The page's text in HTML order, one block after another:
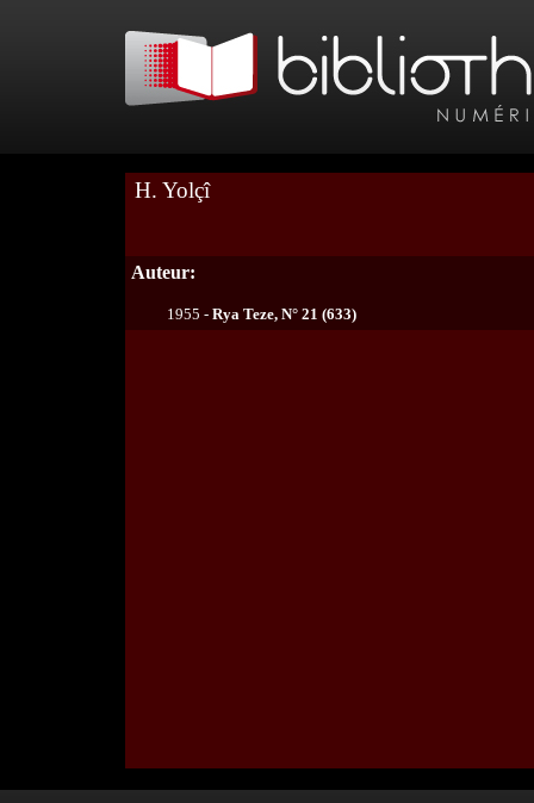
H. Yolçî
Auteur:
1955 - Rya Teze, N° 21 (633)